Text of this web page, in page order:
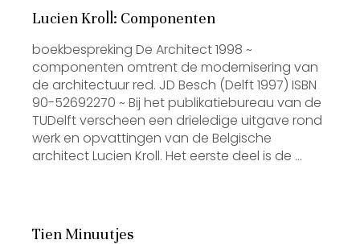
Lucien Kroll: Componenten
boekbespreking De Architect 1998 ~
componenten omtrent de modernisering van
de architectuur red. JD Besch (Delft 1997) ISBN
90-52692270 ~ Bij het publikatiebureau van de
TUDelft verscheen een drieledige uitgave rond
werk en opvattingen van de Belgische
architect Lucien Kroll. Het eerste deel is de …
Tien Minuutjes